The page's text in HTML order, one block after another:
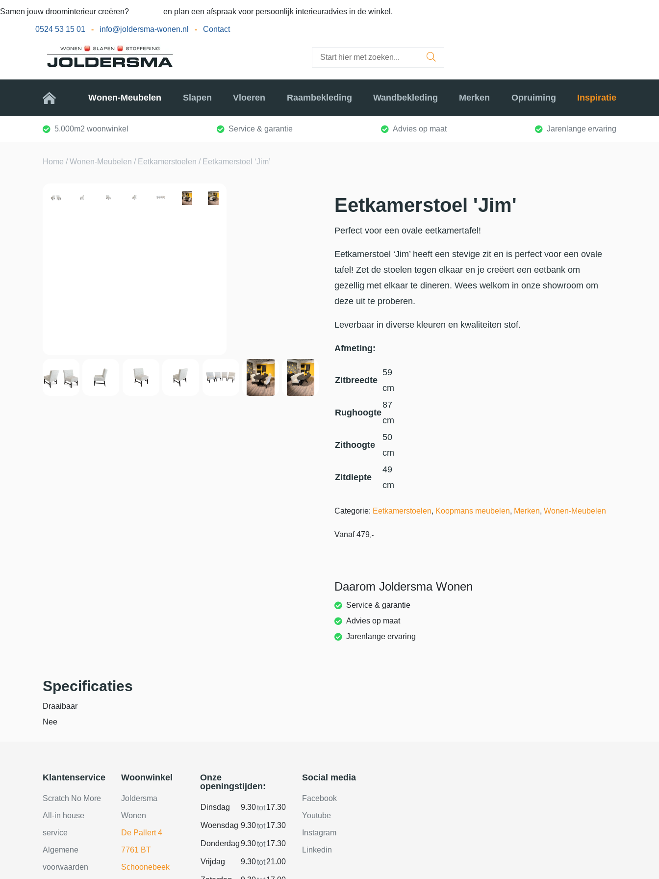
Samen jouw droominterieur creëren? en plan een afspraak voor persoonlijk interieuradvies in de winkel.
0524 53 15 01 - info@joldersma-wonen.nl - Contact
Home Wonen-Meubelen Slapen Vloeren Raambekleding Wandbekleding Merken Opruiming Inspiratie
5.000m2 woonwinkel Service & garantie Advies op maat Jarenlange ervaring
Home /Wonen-Meubelen / Eetkamerstoelen / Eetkamerstoel ‘Jim’
Eetkamerstoel 'Jim'
Perfect voor een ovale eetkamertafel!
Eetkamerstoel ‘Jim’ heeft een stevige zit en is perfect voor een ovale
tafel! Zet de stoelen tegen elkaar en je creëert een eetbank om
gezellig met elkaar te dineren. Wees welkom in onze showroom om
deze uit te proberen.
Leverbaar in diverse kleuren en kwaliteiten stof.
Afmeting:
Zitbreedte
59
cm
Rughoogte
87
cm
Zithoogte
50
cm
Zitdiepte
49
cm
Categorie: Eetkamerstoelen, Koopmans meubelen, Merken,Wonen-Meubelen
Vanaf 479 ,-
Daarom Joldersma Wonen
Service & garantie
Advies op maat
Jarenlange ervaring
Specificaties
Draaibaar
Nee
Klantenservice
Scratch No More
All-in house
service
Algemene
voorwaarden
Woonwinkel
Joldersma
Wonen
De Pallert 4
7761 BT
Schoonebeek
Onze
openingstijden:
Dinsdag 9.30tot 17.30
Woensdag 9.30tot 17.30
Donderdag9.30tot 17.30
Vrijdag 9.30tot 21.00
Social media
Facebook
Youtube
Instagram
Linkedin